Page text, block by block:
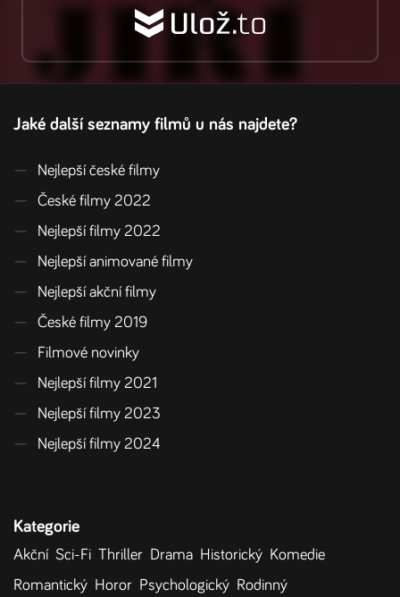
Jaké další seznamy filmů u nás najdete?
—
Nejlepší české filmy
—
České filmy 2022
—
Nejlepší filmy 2022
—
Nejlepší animované filmy
—
Nejlepší akční filmy
—
České filmy 2019
—
Filmové novinky
—
Nejlepší filmy 2021
—
Nejlepší filmy 2023
—
Nejlepší filmy 2024
Kategorie
Akční Sci-Fi Thriller Drama Historický Komedie
Romantický Horor Psychologický Rodinný